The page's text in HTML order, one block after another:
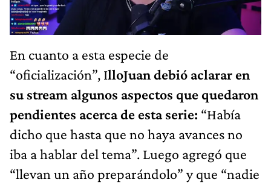
En cuanto a esta especie de
“oficialización”, IlloJuan debió aclarar en
su stream algunos aspectos que quedaron
pendientes acerca de esta serie: “Había
dicho que hasta que no haya avances no
iba a hablar del tema”. Luego agregó que
“llevan un año preparándolo” y que “nadie